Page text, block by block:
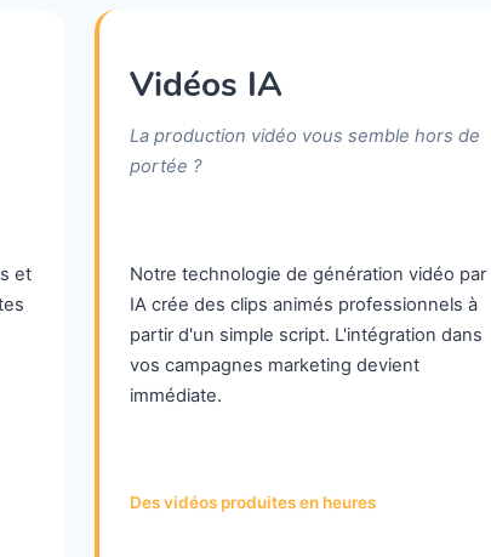
et
Vidéos IA
La production vidéo vous semble hors de
portée ?
Notre technologie de génération vidéo par
IA crée des clips animés professionnels à
partir d'un simple script. L'intégration dans
vos campagnes marketing devient
immédiate.
Des vidéos produites en heures